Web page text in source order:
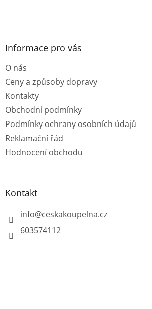
Z
Informace pro vás
O nás
Ceny a způsoby dopravy
Kontakty
Obchodní podmínky
Podmínky ochrany osobních údajů
Reklamační řád
Hodnocení obchodu
Kontakt
info@ceskakoupelna.cz
603574112